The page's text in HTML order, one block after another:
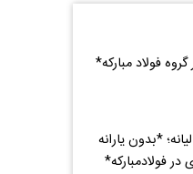
*بدون یارانه
در فولادمبارکه*